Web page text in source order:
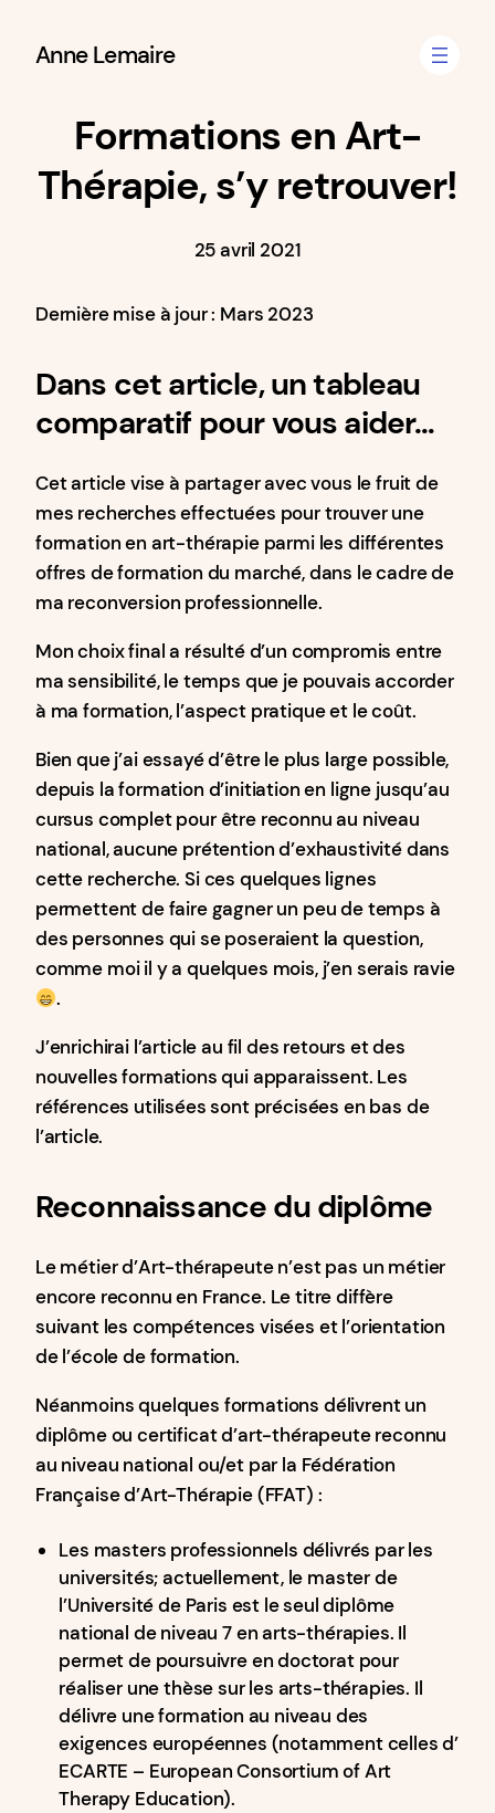
Anne Lemaire
Formations en Art-
Thérapie, s’y retrouver!
25 avril 2021
Dernière mise à jour : Mars 2023
Dans cet article, un tableau
comparatif pour vous aider…
Cet article vise à partager avec vous le fruit de
mes recherches effectuées pour trouver une
formation en art-thérapie parmi les différentes
offres de formation du marché, dans le cadre de
ma reconversion professionnelle.
Mon choix final a résulté d’un compromis entre
ma sensibilité, le temps que je pouvais accorder
à ma formation, l’aspect pratique et le coût.
Bien que j’ai essayé d’être le plus large possible,
depuis la formation d’initiation en ligne jusqu’au
cursus complet pour être reconnu au niveau
national, aucune prétention d’exhaustivité dans
cette recherche. Si ces quelques lignes
permettent de faire gagner un peu de temps à
des personnes qui se poseraient la question,
comme moi il y a quelques mois, j’en serais ravie
.
J’enrichirai l’article au fil des retours et des
nouvelles formations qui apparaissent. Les
références utilisées sont précisées en bas de
l’article.
Reconnaissance du diplôme
Le métier d’Art-thérapeute n’est pas un métier
encore reconnu en France. Le titre diffère
suivant les compétences visées et l’orientation
de l’école de formation.
Néanmoins quelques formations délivrent un
diplôme ou certificat d’art-thérapeute reconnu
au niveau national ou/et par la Fédération
Française d’Art-Thérapie (FFAT) :
Les masters professionnels délivrés par les
universités; actuellement, le master de
l’Université de Paris est le seul diplôme
national de niveau 7 en arts-thérapies. Il
permet de poursuivre en doctorat pour
réaliser une thèse sur les arts-thérapies. Il
délivre une formation au niveau des
exigences européennes (notamment celles d’
ECARTE – European Consortium of Art
Therapy Education).